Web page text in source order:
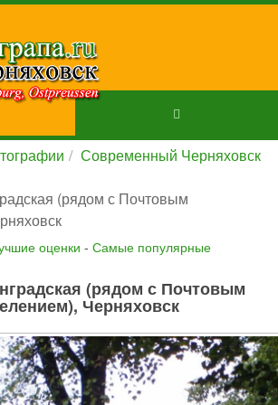
Современный Черняховск
(рядом с Почтовым
оценки - Самые популярные
(рядом с Почтовым
Черняховск